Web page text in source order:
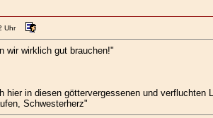
Uhr
wir wirklich gut brauchen!"
hier in diesen göttervergessenen und
Schwesterherz"